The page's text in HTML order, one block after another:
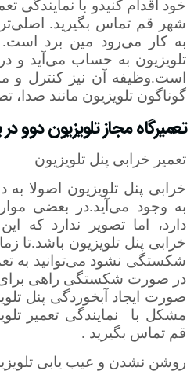
خود اقدام کنیدو با نمایندگی
شهر قم تماس بگیرید.
به کار می‌رود مین برد
تلویزیون به حساب می‌آید و
است.وظیفه آن نیز کنترل
گوناگون تلویزیون مانند صدا،
تعمیرگاه مجاز تلویزیون دوو
تعمیر خرابی پنل تلویزیون
خرابی پنل تلویزیون اصولا
به وجود می‌آید.در بعضی
دارد، اما تصویر ندارد که
خرابی پنل تلویزیون باشد.تا
شکستگی نشود می‌توانید به
در صورت شکستگی راهی برای
صورت ایجاد آبخوردگی پنل
مشکل با
نمایندگی تعمیر
قم تماس بگیرید .
روشن نشدن و عیب یابی